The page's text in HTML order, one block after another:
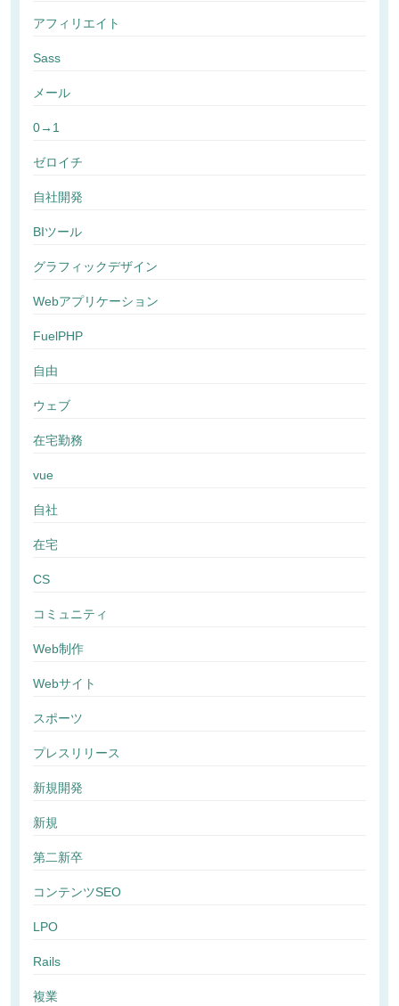
アフィリエイト
Sass
メール
0→1
ゼロイチ
自社開発
BIツール
グラフィックデザイン
Webアプリケーション
FuelPHP
自由
ウェブ
在宅勤務
vue
自社
在宅
CS
コミュニティ
Web制作
Webサイト
スポーツ
プレスリリース
新規開発
新規
第二新卒
コンテンツSEO
LPO
Rails
複業